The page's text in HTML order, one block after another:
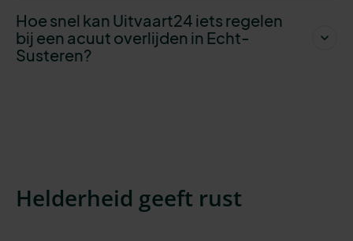
Hoe snel kan Uitvaart24 iets regelen
bij een acuut overlijden in Echt-
Susteren?
Helderheid geeft rust